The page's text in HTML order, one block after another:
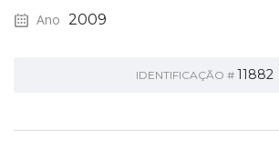
Ano 2009
IDENTIFICAÇÃO # 11882